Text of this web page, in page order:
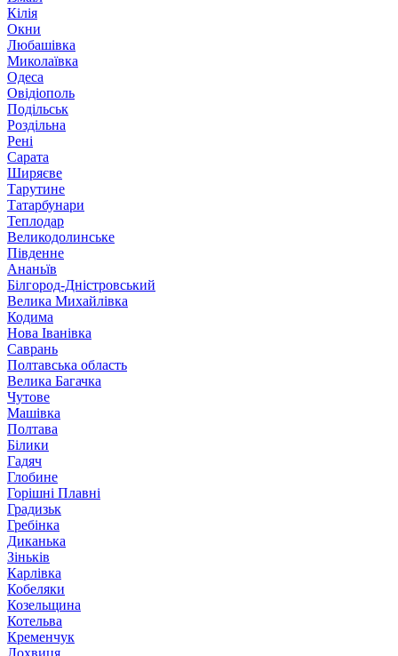
Кілія
Окни
Любашівка
Миколаївка
Одеса
Овідіополь
Подільськ
Роздільна
Рені
Сарата
Ширяєве
Тарутине
Татарбунари
Теплодар
Великодолинське
Південне
Ананьїв
Білгород-Дністровський
Велика Михайлівка
Кодима
Нова Іванівка
Саврань
Полтавська область
Велика Багачка
Чутове
Машівка
Полтава
Білики
Гадяч
Глобине
Горішні Плавні
Градизьк
Гребінка
Диканька
Зіньків
Карлівка
Кобеляки
Козельщина
Котельва
Кременчук
Лохвиця